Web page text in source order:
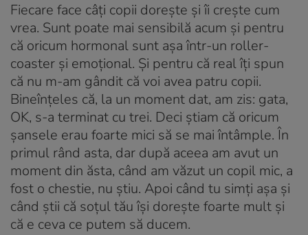
Fiecare face câți copii dorește și îi crește cum
vrea. Sunt poate mai sensibilă acum și pentru
că oricum hormonal sunt așa într-un roller-
coaster și emoțional. Și pentru că real îți spun
că nu m-am gândit că voi avea patru copii.
Bineînțeles că, la un moment dat, am zis: gata,
OK, s-a terminat cu trei. Deci știam că oricum
șansele erau foarte mici să se mai întâmple. În
primul rând asta, dar după aceea am avut un
moment din ăsta, când am văzut un copil mic, a
fost o chestie, nu știu. Apoi când tu simți așa și
când știi că soțul tău își dorește foarte mult și
că e ceva ce putem să ducem.